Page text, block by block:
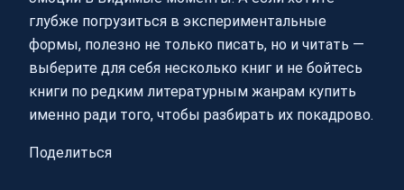
глубже погрузиться в экспериментальные
формы, полезно не только писать, но и читать —
выберите для себя несколько книг и не бойтесь
книги по редким литературным жанрам купить
именно ради того, чтобы разбирать их покадрово.
Поделиться